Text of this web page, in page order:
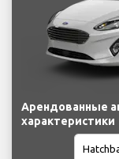
Арендованные
характеристики